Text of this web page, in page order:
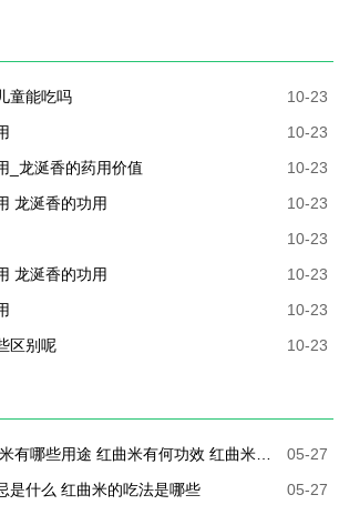
童能吃吗
10-23
10-23
_龙涎香的药用价值
10-23
龙涎香的功用
10-23
10-23
龙涎香的功用
10-23
10-23
区别呢
10-23
05-27
是什么 红曲米的吃法是哪些
05-27